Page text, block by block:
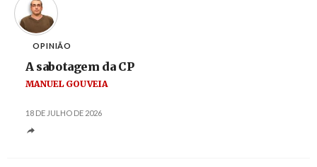
OPINIÃO
A sabotagem da CP
MANUEL GOUVEIA
18 DE JULHO DE 2026